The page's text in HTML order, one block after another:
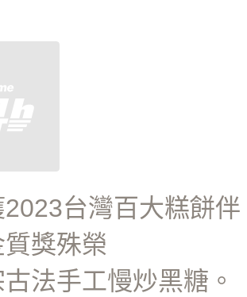
2023台灣百大糕餅伴
獎殊榮
古法手工慢炒黑糖。